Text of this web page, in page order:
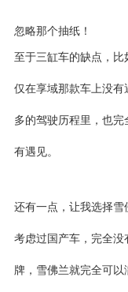
忽略那个抽纸！
至于三缸车的缺点，
仅在享域那款车上没
多的驾驶历程里，也
有遇见。
还有一点，让我选择雪
考虑过国产车，完全
牌，雪佛兰就完全可以